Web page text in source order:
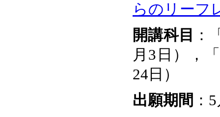
らのリーフ
開講科目 ：
月3日），
24日）
出願期間 ：